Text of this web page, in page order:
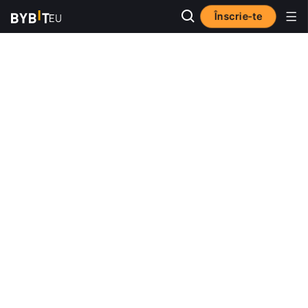
Înscrie-te